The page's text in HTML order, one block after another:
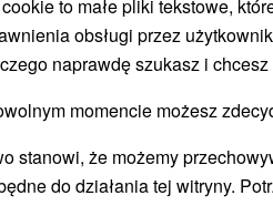
PAŃSTWO
to małe pliki tekstowe,
obsługi przez
naprawdę szukasz i
momencie możesz
stanowi, że możemy
do działania tej witryny.